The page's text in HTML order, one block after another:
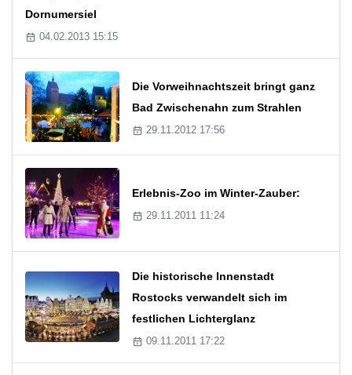
Dornumersiel
04.02.2013 15:15
Die Vorweihnachtszeit bringt ganz
Bad Zwischenahn zum Strahlen
29.11.2012 17:56
Erlebnis-Zoo im Winter-Zauber:
29.11.2011 11:24
Die historische Innenstadt
Rostocks verwandelt sich im
festlichen Lichterglanz
09.11.2011 17:22